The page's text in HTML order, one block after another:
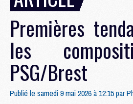
Premières
les
PSG/Brest
Publié le samedi 9 mai 2026 à 12:15 par